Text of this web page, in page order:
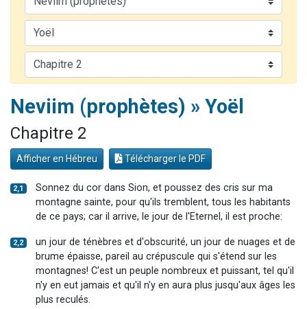
13 personnes viennent de demander une bénédiction
30 personnes viennent de faire un don pour Sauvez la jambe de Yohan
Il reste 49 places pour étudier en groupe sur Zoom
Neviim (prophètes) » Yoël
Chapitre 2
Afficher en Hébreu Télécharger le PDF
2,1
Sonnez du cor dans Sion, et poussez des cris sur ma
montagne sainte, pour qu'ils tremblent, tous les habitants
de ce pays; car il arrive, le jour de l'Eternel, il est proche:
2,2
un jour de ténèbres et d'obscurité, un jour de nuages et de
brume épaisse, pareil au crépuscule qui s'étend sur les
montagnes! C'est un peuple nombreux et puissant, tel qu'il
n'y en eut jamais et qu'il n'y en aura plus jusqu'aux âges les
plus reculés.